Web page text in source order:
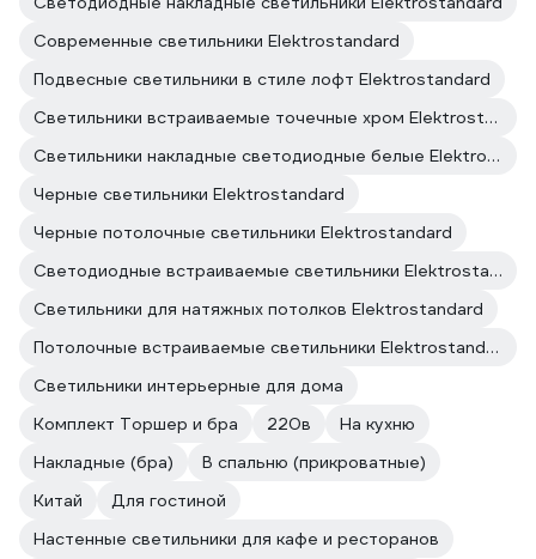
Современные светильники Elektrostandard
Подвесные светильники в стиле лофт Elektrostandard
Светильники встраиваемые точечные хром Elektrostandard
Светильники накладные светодиодные белые Elektrostandard
Черные светильники Elektrostandard
Черные потолочные светильники Elektrostandard
Светодиодные встраиваемые светильники Elektrostandard
Светильники для натяжных потолков Elektrostandard
Потолочные встраиваемые светильники Elektrostandard
Светильники интерьерные для дома
Комплект Торшер и бра
220в
На кухню
Накладные (бра)
В спальню (прикроватные)
Китай
Для гостиной
Настенные светильники для кафе и ресторанов